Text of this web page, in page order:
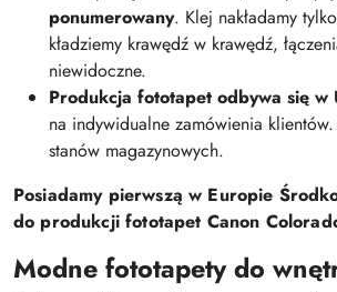
ponumerowany. Klej nakładamy
kładziemy krawędź w krawędź,
niewidoczne.
Produkcja fototapet odbywa się w
na indywidualne zamówienia
stanów magazynowych.
Posiadamy pierwszą w Europie
do produkcji fototapet Canon
Modne fototapety do